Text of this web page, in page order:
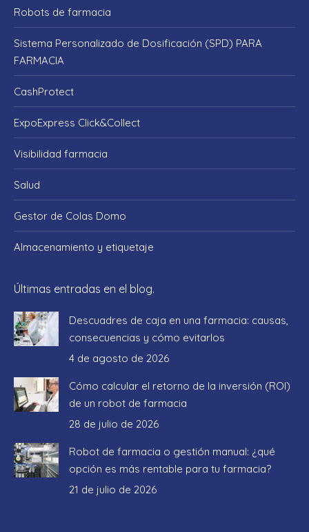
newnew new newnew
Robots de farmacia
Sistema Personalizado de Dosificación (SPD) PARA
FARMACIA
CashProtect
ExpoExpress Click&Collect
Visibilidad farmacia
Salud
Gestor de Colas Domo
Almacenamiento y etiquetaje
Últimas entradas en el blog.
Descuadres de caja en una farmacia: causas,
consecuencias y cómo evitarlos
4 de agosto de 2026
Cómo calcular el retorno de la inversión (ROI)
de un robot de farmacia
28 de julio de 2026
Robot de farmacia o gestión manual: ¿qué
opción es más rentable para tu farmacia?
21 de julio de 2026